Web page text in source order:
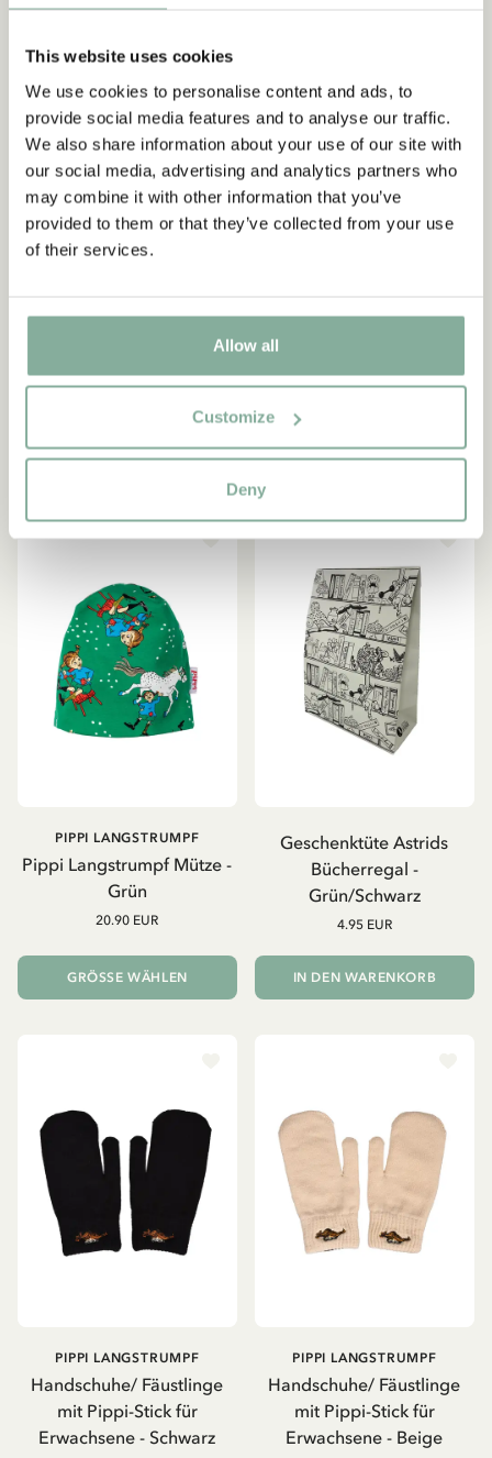
This website uses cookies
We use cookies to personalise content and ads, to
provide social media features and to analyse our traffic.
We also share information about your use of our site with
our social media, advertising and analytics partners who
may combine it with other information that you’ve
provided to them or that they’ve collected from your use
of their services.
Allow all
Customize
Deny
Winteroverall - Grau/Grün
PIPPI LANGSTRUMPF
GRÖSSE WÄHLEN
Fleecejacke - Rot
PIPPI LANGSTRUMPF
GRÖSSE WÄHLEN
Pippi Langstrumpf Mütze -
Grün
PIPPI LANGSTRUMPF
20.90 EUR
GRÖSSE WÄHLEN
Geschenktüte Astrids
Bücherregal -
Grün/Schwarz
4.95 EUR
IN DEN WARENKORB
Handschuhe/ Fäustlinge
mit Pippi-Stick für
Erwachsene - Schwarz
PIPPI LANGSTRUMPF
Handschuhe/ Fäustlinge
mit Pippi-Stick für
Erwachsene - Beige
PIPPI LANGSTRUMPF